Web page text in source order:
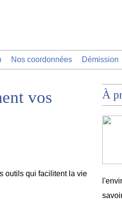
Nos coordonnées Démission
vos
outils qui facilitent la vie
À